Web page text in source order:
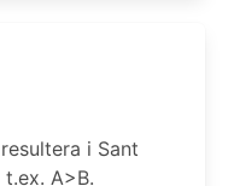
i Sant
A>B.